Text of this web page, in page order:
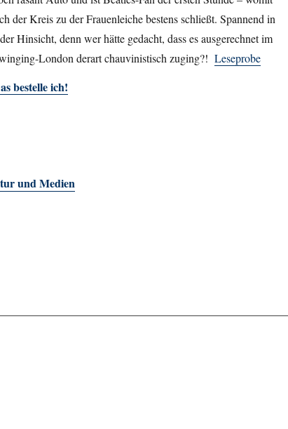
der Kreis zu der Frauenleiche bestens schließt. Spannend in
Hinsicht, denn wer hätte gedacht, dass es ausgerechnet im
London derart chauvinistisch zuging?! Leseprobe
bestelle ich!
und Medien